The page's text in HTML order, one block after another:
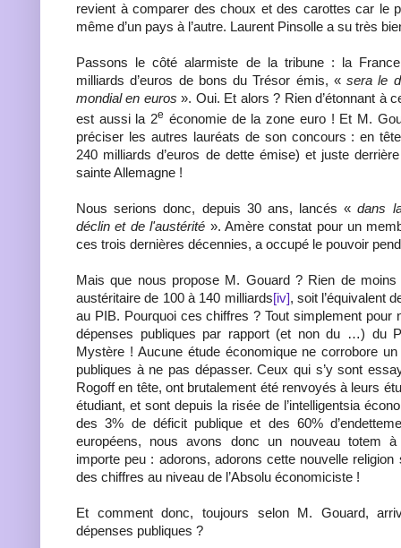
revient à comparer des choux et des carottes car le
même d’un pays à l’autre. Laurent Pinsolle a su très
Passons le côté alarmiste de la tribune : la
milliards d’euros de bons du Trésor émis, «sera le
mondial en euros ». Oui. Et alors ? Rien d’étonnant à
est aussi la 2e économie de la zone euro ! Et M.
préciser les autres lauréats de son concours : en tête
240 milliards d’euros de dette émise) et juste
sainte Allemagne !
Nous serions donc, depuis 30 ans, lancés «dans
déclin et de l'austérité ». Amère constat pour un
ces trois dernières décennies, a occupé le pouvoir
Mais que nous propose M. Gouard ? Rien de moins
austéritaire de 100 à 140 milliards[iv], soit l’équivalent
au PIB. Pourquoi ces chiffres ? Tout simplement pour
dépenses publiques par rapport (et non du …) du
Mystère ! Aucune étude économique ne corrobore
publiques à ne pas dépasser. Ceux qui s’y sont
Rogoff en tête, ont brutalement été renvoyés à leurs
étudiant, et sont depuis la risée de l’intelligentsia
des 3% de déficit publique et des 60%
européens, nous avons donc un nouveau totem à
importe peu : adorons, adorons cette nouvelle religion
des chiffres au niveau de l’Absolu économiciste !
Et comment donc, toujours selon M. Gouard,
dépenses publiques ?